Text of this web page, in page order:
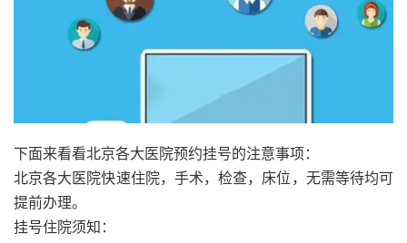
下面来看看北京各大医院预约挂号的注意事项：
北京各大医院快速住院，手术，检查，床位，无需等待均可
提前办理。
挂号住院须知：